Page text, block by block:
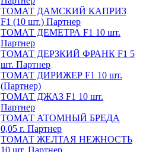
ТОМАТ ДАМСКИЙ КАПРИЗ
F1 (10 шт.) Партнер
ТОМАТ ДЕМЕТРА F1 10 шт.
Партнер
ТОМАТ ДЕРЗКИЙ ФРАНК F1 5
шт. Партнер
ТОМАТ ДИРИЖЕР F1 10 шт.
(Партнер)
ТОМАТ ДЖАЗ F1 10 шт.
Партнер
ТОМАТ АТОМНЫЙ БРЕДА
0,05 г. Партнер
ТОМАТ ЖЕЛТАЯ НЕЖНОСТЬ
10 шт. Партнер